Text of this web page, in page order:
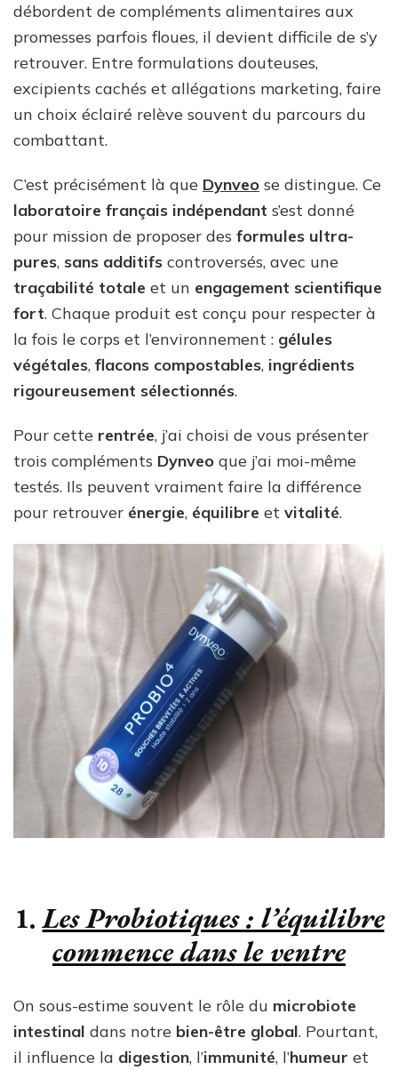
code
promo
débordent de compléments alimentaires aux
promesses parfois floues, il devient difficile de s’y
retrouver. Entre formulations douteuses,
excipients cachés et allégations marketing, faire
un choix éclairé relève souvent du parcours du
combattant.
C’est précisément là que Dynveo se distingue. Ce
laboratoire français indépendant s’est donné
pour mission de proposer des formules ultra-
pures, sans additifs controversés, avec une
traçabilité totale et un engagement scientifique
fort. Chaque produit est conçu pour respecter à
la fois le corps et l’environnement : gélules
végétales, flacons compostables, ingrédients
rigoureusement sélectionnés.
Pour cette rentrée, j’ai choisi de vous présenter
trois compléments Dynveo que j’ai moi-même
testés. Ils peuvent vraiment faire la différence
pour retrouver énergie, équilibre et vitalité.
1. Les Probiotiques : l’équilibre
commence dans le ventre
On sous-estime souvent le rôle du microbiote
intestinal dans notre bien-être global. Pourtant,
il influence la digestion, l’immunité, l’humeur et